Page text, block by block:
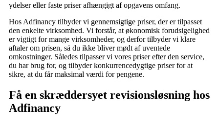
ydelser eller faste priser afhængigt af opgavens omfang.
Hos Adfinancy tilbyder vi gennemsigtige priser, der er tilpasset
den enkelte virksomhed. Vi forstår, at økonomisk forudsigelighed
er vigtigt for mange virksomheder, og derfor tilbyder vi klare
aftaler om prisen, så du ikke bliver mødt af uventede
omkostninger. Således tilpasser vi vores priser efter den service,
du har brug for, og tilbyder konkurrencedygtige priser for at
sikre, at du får maksimal værdi for pengene.
Få en skræddersyet revisionsløsning hos
Adfinancy